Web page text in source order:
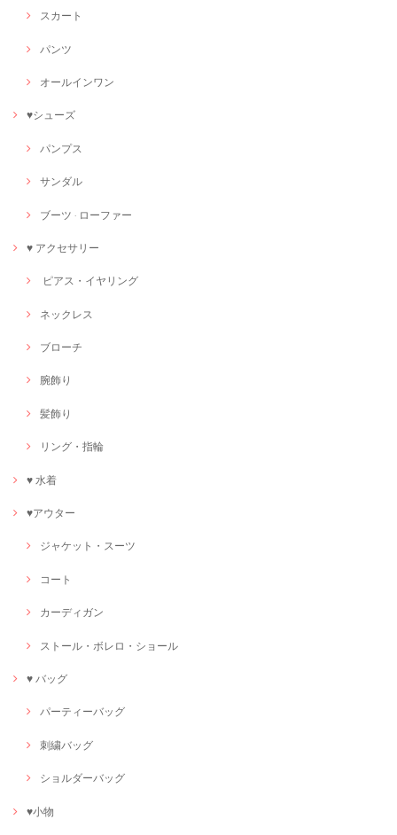
スカート
パンツ
オールインワン
♥シューズ
パンプス
サンダル
ブーツ · ローファー
♥ アクセサリー
ピアス・イヤリング
ネックレス
ブローチ
腕飾り
髪飾り
リング・指輪
♥ 水着
♥アウター
ジャケット・スーツ
コート
カーディガン
ストール・ボレロ・ショール
♥ バッグ
パーティーバッグ
刺繍バッグ
ショルダーバッグ
♥小物